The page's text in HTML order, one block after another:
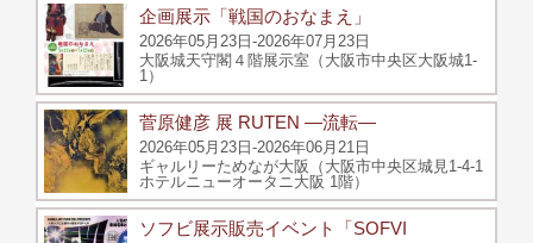
企画展示「戦国のおなまえ」
2026年05月23日-2026年07月23日
大阪城天守閣４階展示室（大阪市中央区大阪城1-
1）
菅原健彦 展 RUTEN ―流転―
2026年05月23日-2026年06月21日
ギャルリーためなが大阪（大阪市中央区城見1-4-1
ホテルニューオータニ大阪 1階）
ソフビ展示販売イベント「SOFVI